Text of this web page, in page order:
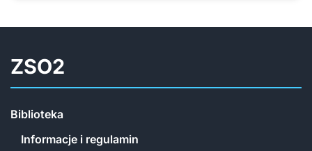
ZSO2
Biblioteka
Informacje i regulamin